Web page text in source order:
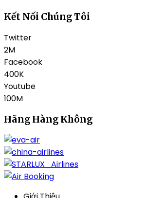
Kết Nối Chúng Tôi
Twitter
2M
Facebook
400K
Youtube
100M
Hãng Hàng Không